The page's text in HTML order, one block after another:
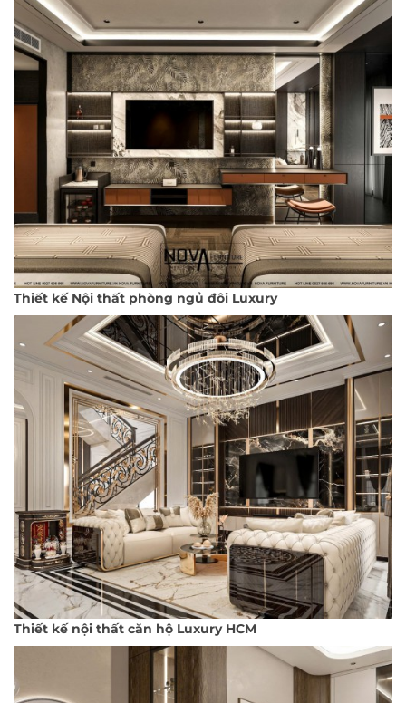
Thiết kế Nội thất phòng ngủ đôi Luxury
Thiết kế nội thất căn hộ Luxury HCM